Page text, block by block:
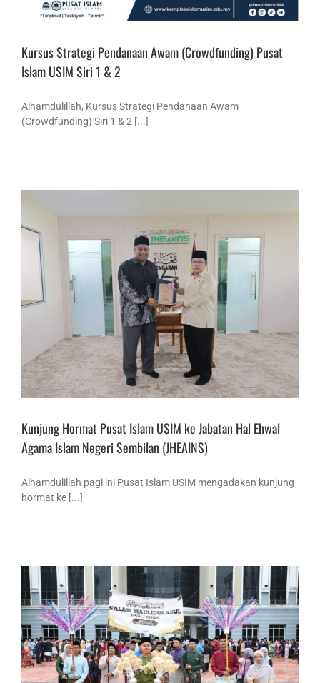
Kursus Strategi Pendanaan Awam (Crowdfunding) Pusat
Islam USIM Siri 1 & 2
Alhamdulillah, Kursus Strategi Pendanaan Awam
(Crowdfunding) Siri 1 & 2 [...]
Kunjung Hormat Pusat Islam USIM ke Jabatan Hal Ehwal
Agama Islam Negeri Sembilan (JHEAINS)
Alhamdulillah pagi ini Pusat Islam USIM mengadakan kunjung
hormat ke [...]